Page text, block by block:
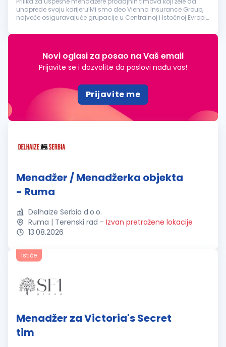
unaprede svoju karijeru!Mi smo deo Vienna Insurance Group,
najveće osiguravajuće grupacije u Centralnoj i Istočnoj Evropi.
Novi oglasi za posao na Vaš email
Prijavite se i dozvolite da poslovi nađu vas!
Prijavite me
Menadžer / Menadžerka objekta
- Ruma
Delhaize Serbia d.o.o.
Ruma | Terenski rad - Izvan pretražene lokacije
13.08.2026
Ističe
Menadžer za Victoria's Secret
tim